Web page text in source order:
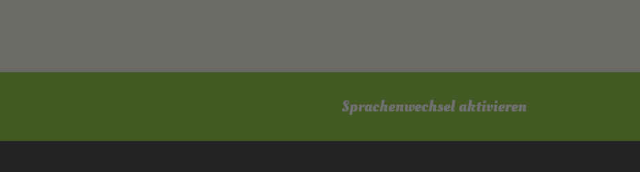
Sprachenwechsel aktivieren